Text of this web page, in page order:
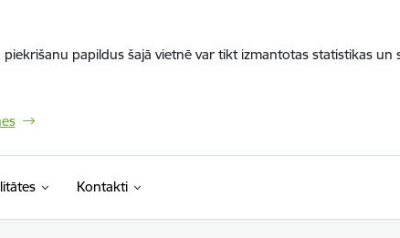
papildus šajā vietnē var tikt izmantotas statistikas un
Kontakti